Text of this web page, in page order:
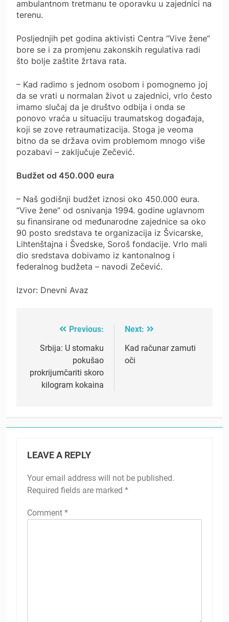
ambulantnom tretmanu te oporavku u zajednici na
terenu.
Posljednjih pet godina aktivisti Centra “Vive žene”
bore se i za promjenu zakonskih regulativa radi
što bolje zaštite žrtava rata.
– Kad radimo s jednom osobom i pomognemo joj
da se vrati u normalan život u zajednici, vrlo često
imamo slučaj da je društvo odbija i onda se
ponovo vraća u situaciju traumatskog događaja,
koji se zove retraumatizacija. Stoga je veoma
bitno da se država ovim problemom mnogo više
pozabavi – zaključuje Zečević.
Budžet od 450.000 eura
– Naš godišnji budžet iznosi oko 450.000 eura.
“Vive žene” od osnivanja 1994. godine uglavnom
su finansirane od međunarodne zajednice sa oko
90 posto sredstava te organizacija iz Švicarske,
Lihtenštajna i Švedske, Soroš fondacije. Vrlo mali
dio sredstava dobivamo iz kantonalnog i
federalnog budžeta – navodi Zečević.
Izvor: Dnevni Avaz
navigation
Previous:
Srbija: U stomaku
pokušao
prokrijumčariti skoro
kilogram kokaina
Next:
Kad računar zamuti
oči
LEAVE A REPLY
Your email address will not be published.
Required fields are marked *
Comment *